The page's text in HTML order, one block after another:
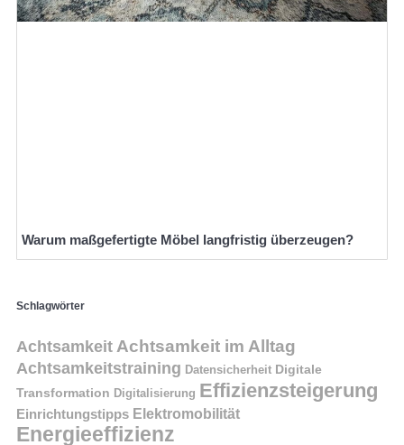
Warum maßgefertigte Möbel langfristig überzeugen?
Schlagwörter
Achtsamkeit Achtsamkeit im Alltag
Achtsamkeitstraining Datensicherheit Digitale
Transformation Digitalisierung Effizienzsteigerung
Einrichtungstipps Elektromobilität
Energieeffizienz